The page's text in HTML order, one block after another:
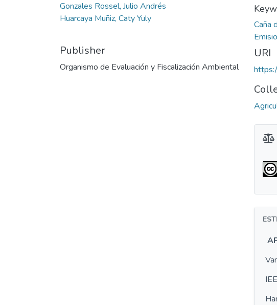
Gonzales Rossel, Julio Andrés
Huarcaya Muñiz, Caty Yuly
Publisher
Organismo de Evaluación y Fiscalización Ambiental
Caña
URI